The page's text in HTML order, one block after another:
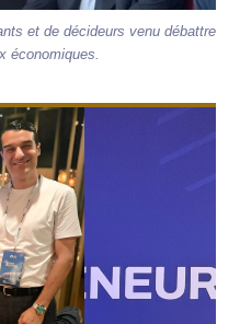
et de décideurs venu débattre
économiques.